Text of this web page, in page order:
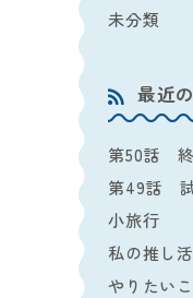
未分類
最近
第50話 終
第49話
小旅行
私の推し
やりたい